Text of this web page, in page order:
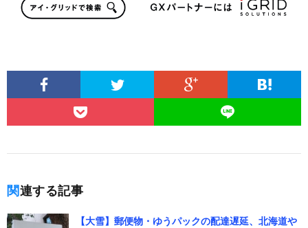
関連する記事
【大雪】郵便物・ゆうパックの配達遅延、北海道や